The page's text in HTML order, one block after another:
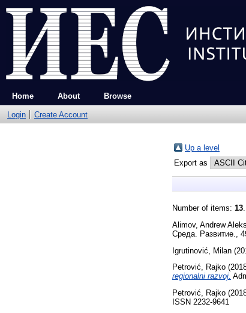
Home About Browse
Login Create Account
Up a level
Export as
Number of items: 13.
Alimov, Andrew
Среда. Развитие.,
Igrutinović, Milan
Petrović, Rajko
regionalni razvoj.
Petrović, Rajko
ISSN 2232-9641